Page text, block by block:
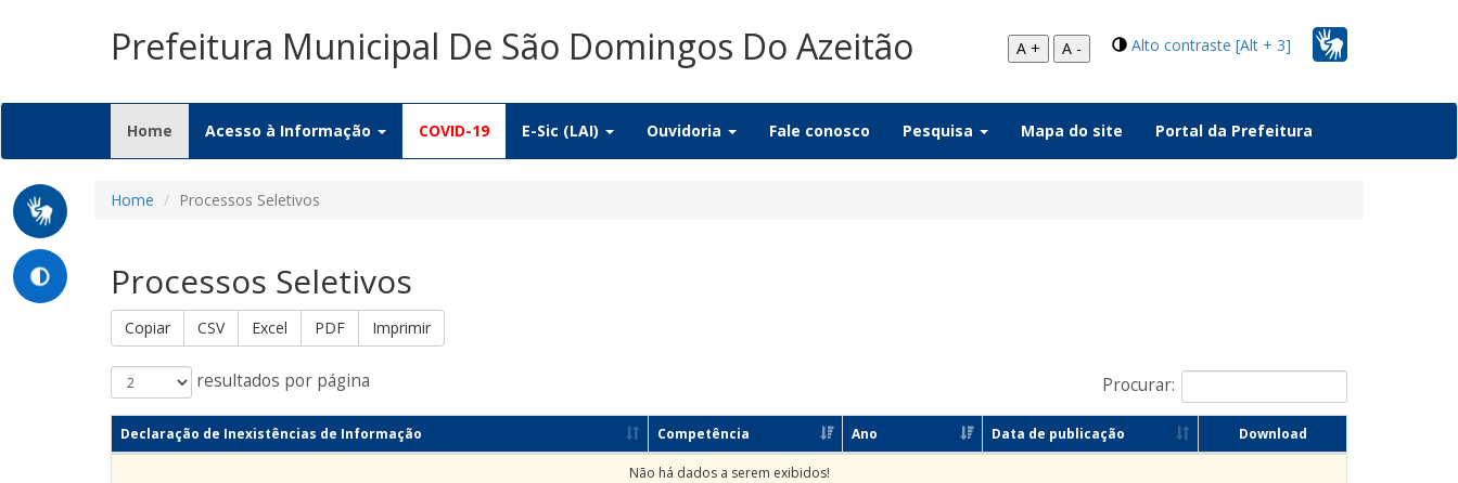
Prefeitura Municipal De São Domingos Do Azeitão Alto contraste [Alt + 3]
A + A -
Home (current)
Acesso à Informação COVID-19 E-Sic (LAI) Ouvidoria Fale conosco Pesquisa Mapa do site Portal da Prefeitura
Home Processos Seletivos
Processos Seletivos
Copiar CSV Excel PDF Imprimir
resultados por página Procurar:
Declaração de Inexistências de Informação Competência Ano Data de publicação Download
Não há dados a serem exibidos!